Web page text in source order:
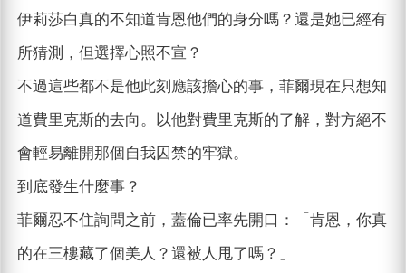
伊莉莎白真的不知道肯恩他們的身分嗎？還是她已經有
所猜測，但選擇心照不宣？
不過這些都不是他此刻應該擔心的事，菲爾現在只想知
道費里克斯的去向。以他對費里克斯的了解，對方絕不
會輕易離開那個自我囚禁的牢獄。
到底發生什麼事？
菲爾忍不住詢問之前，蓋倫已率先開口：「肯恩，你真
的在三樓藏了個美人？還被人甩了嗎？」